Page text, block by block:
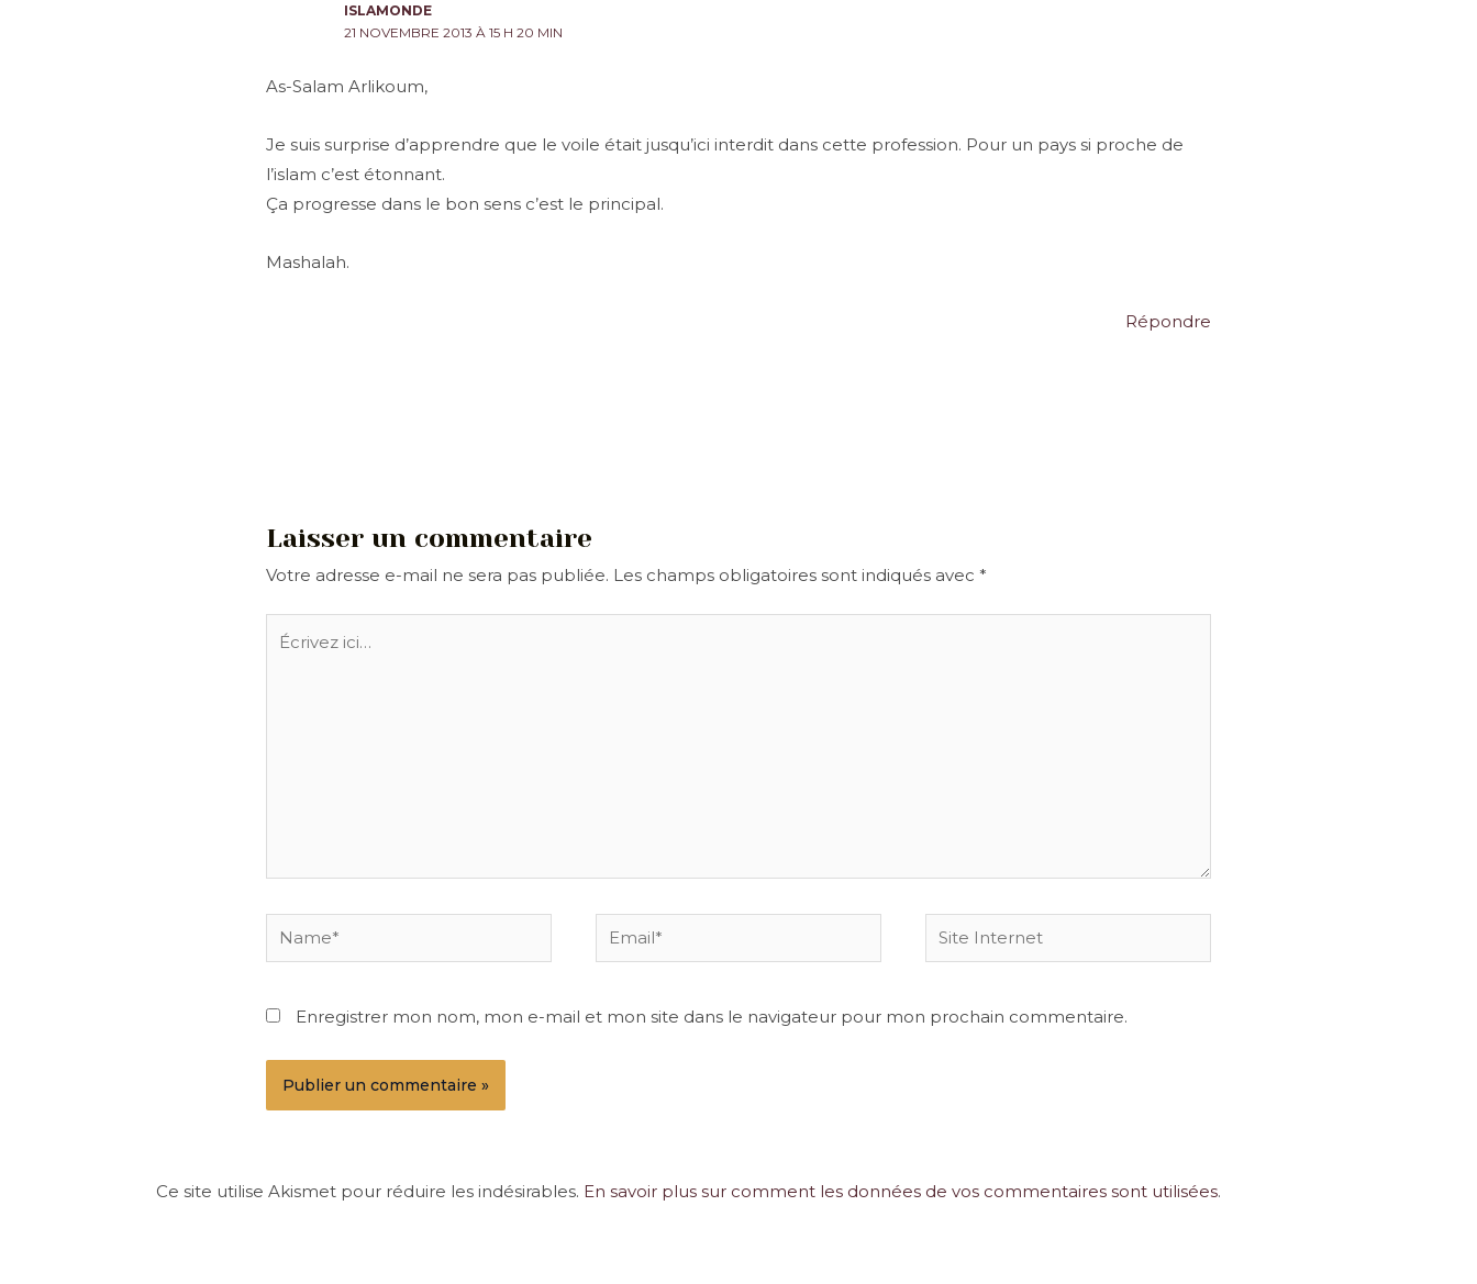
ISLAMONDE
21 NOVEMBRE 2013 À 15 H 20 MIN
As-Salam Arlikoum,
Je suis surprise d’apprendre que le voile était jusqu’ici interdit dans cette profession. Pour un pays si proche de
l’islam c’est étonnant.
Ça progresse dans le bon sens c’est le principal.
Mashalah.
Répondre
Laisser un commentaire
Votre adresse e-mail ne sera pas publiée. Les champs obligatoires sont indiqués avec *
Écrivez
Name* Email*
Site
Internet
Enregistrer mon nom, mon e-mail et mon site dans le navigateur pour mon prochain commentaire.
Ce site utilise Akismet pour réduire les indésirables. En savoir plus sur comment les données de vos commentaires sont utilisées.